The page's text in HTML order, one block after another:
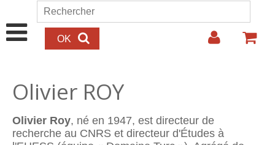
Aller au contenu principal
Formulaire de recherche
Rechercher
Olivier ROY
Olivier Roy, né en 1947, est directeur de
recherche au CNRS et directeur d'Études à